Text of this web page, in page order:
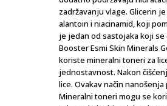
zadržavanju vlage. Glicerin
alantoin i niacinamid, koji
je jedan od sastojaka koji
Booster Esmi Skin Minerals
koriste mineralni toneri za
jednostavnost. Nakon
lice. Ovakav način
Mineralni toneri mogu se